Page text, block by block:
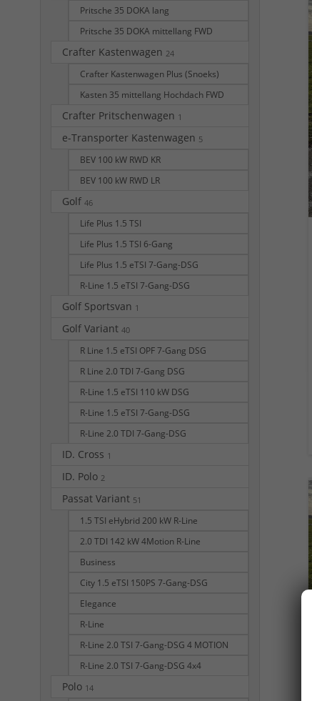
Pritsche 35 DOKA lang
Pritsche 35 DOKA mittellang FWD
Crafter Kastenwagen 24
Crafter Kastenwagen Plus (Snoeks)
Kasten 35 mittellang Hochdach FWD
Crafter Pritschenwagen 1
e-Transporter Kastenwagen 5
BEV 100 kW RWD KR
BEV 100 kW RWD LR
Golf 46
Life Plus 1.5 TSI
Life Plus 1.5 TSI 6-Gang
Life Plus 1.5 eTSI 7-Gang-DSG
R-Line 1.5 eTSI 7-Gang-DSG
Golf Sportsvan 1
Golf Variant 40
R Line 1.5 eTSI OPF 7-Gang DSG
R Line 2.0 TDI 7-Gang DSG
R-Line 1.5 eTSI 110 kW DSG
R-Line 1.5 eTSI 7-Gang-DSG
R-Line 2.0 TDI 7-Gang-DSG
ID. Cross 1
ID. Polo 2
Passat Variant 51
1.5 TSI eHybrid 200 kW R-Line
2.0 TDI 142 kW 4Motion R-Line
Business
City 1.5 eTSI 150PS 7-Gang-DSG
Elegance
R-Line
R-Line 2.0 TSI 7-Gang-DSG 4 MOTION
R-Line 2.0 TSI 7-Gang-DSG 4x4
Polo 14